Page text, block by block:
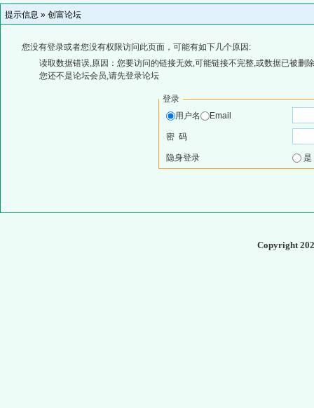
提示信息 » 创富论坛
您没有登录或者您没有权限访问此页面，可能有如下几个原因:
读取数据错误,原因：您要访问的链接无效,可能链接不完整,或数据已被删
您还不是论坛会员,请先登录论坛
登录
用户名
Email
密 码
隐身登录
Copyright